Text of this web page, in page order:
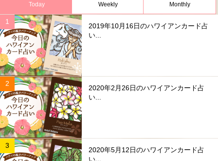
Today Weekly Monthly
2019年10月16日のハワイアンカード占
い...
2020年2月26日のハワイアンカード占
い...
2020年5月12日のハワイアンカード占
い...